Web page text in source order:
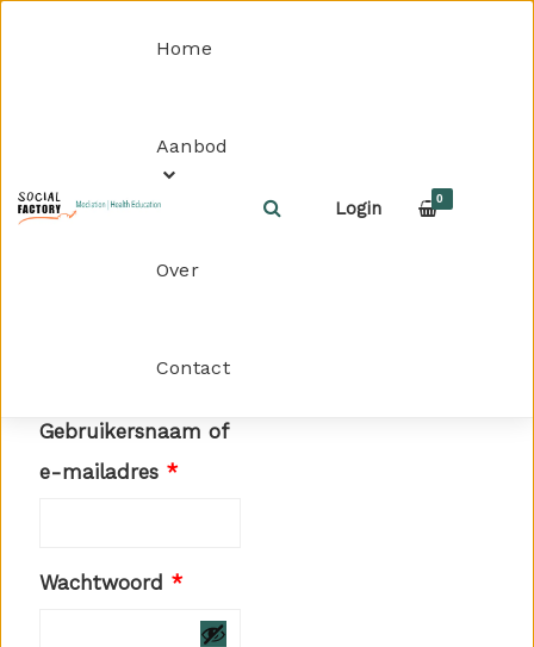
Home
Aanbod
Over
Contact
Login 0
Home
Mijn bestellingen
Gebruikersnaam of
e-mailadres *Vereist
Wachtwoord *Vereist